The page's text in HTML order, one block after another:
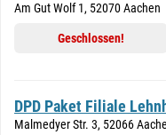
Am Gut Wolf 1, 52070 Aachen
Geschlossen!
DPD Paket Filiale
Malmedyer Str. 3, 52066